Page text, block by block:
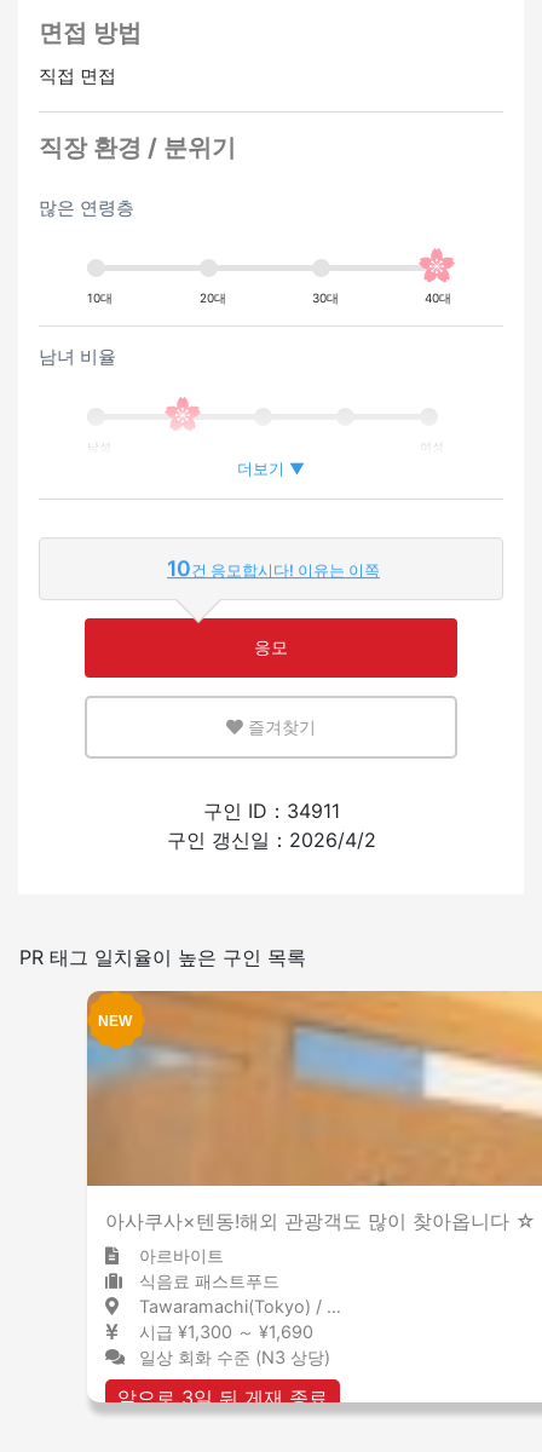
면접 방법
직접 면접
직장 환경 / 분위기
많은 연령층
10대 20대 30대 40대
남녀 비율
남성 여성
외국인이 근무하는 비율
영어 또는 모국어를 살릴 수 있는 환경
일본어를 쓰는 빈도
적은 많은
더보기 ▼
10건 응모합시다! 이유는 이쪽
응모
즐겨찾기
구인 ID：34911
구인 갱신일：2026/4/2
PR 태그 일치율이 높은 구인 목록
아사쿠사×텐동!해외 관광객도 많이 찾아옵니다 ☆
아르바이트
식음료 패스트푸드
Tawaramachi(Tokyo) / Tokyo 田原町(東京) / 東京都
시급 ¥1,300 ～ ¥1,690
일상 회화 수준 (N3 상당)
앞으로 3일 뒤 게재 종료